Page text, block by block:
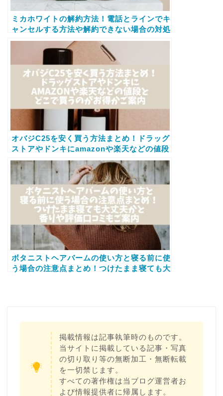
ミカホワイトの解約方法！電話とラインでキ
ャンセルする方法や解約できない場合の対処
法もご案内
オバジC25を安く買う方法まとめ！ドラッグ
ストアやドンキにamazonや楽天などの値段
とどこで買うのがお得かご案内
ボタニストヘアバームの使い方と寝る前に使
う場合の注意点まとめ！つけたまま寝ても大
掲載情報は記事執筆時のものです。
当サイトに掲載している記事・写真
の切り取り等の無断加工・無断転載
を一切禁じます。
すべての著作権は当ブログ運営者お
よび情報提供者に帰属します。